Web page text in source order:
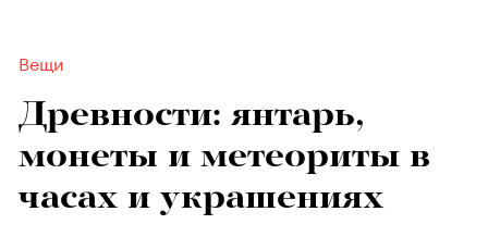
Вещи
Древности: янтарь,
монеты и метеориты в
часах и украшениях